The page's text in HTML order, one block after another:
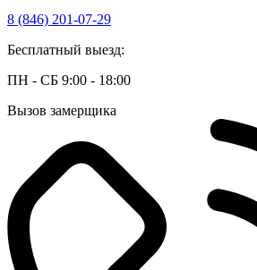
8 (846) 201-07-29
Бесплатный выезд:
ПН - СБ 9:00 - 18:00
Вызов замерщика